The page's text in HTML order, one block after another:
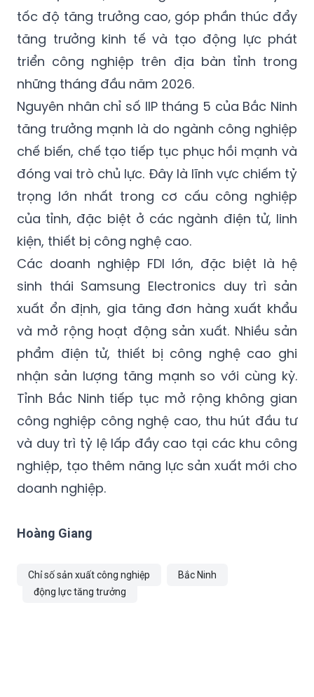
tốc độ tăng trưởng cao, góp phần thúc đẩy
tăng trưởng kinh tế và tạo động lực phát
triển công nghiệp trên địa bàn tỉnh trong
những tháng đầu năm 2026.
Nguyên nhân chỉ số IIP tháng 5 của Bắc Ninh
tăng trưởng mạnh là do ngành công nghiệp
chế biến, chế tạo tiếp tục phục hồi mạnh và
đóng vai trò chủ lực. Đây là lĩnh vực chiếm tỷ
trọng lớn nhất trong cơ cấu công nghiệp
của tỉnh, đặc biệt ở các ngành điện tử, linh
kiện, thiết bị công nghệ cao.
Các doanh nghiệp FDI lớn, đặc biệt là hệ
sinh thái Samsung Electronics duy trì sản
xuất ổn định, gia tăng đơn hàng xuất khẩu
và mở rộng hoạt động sản xuất. Nhiều sản
phẩm điện tử, thiết bị công nghệ cao ghi
nhận sản lượng tăng mạnh so với cùng kỳ.
Tỉnh Bắc Ninh tiếp tục mở rộng không gian
công nghiệp công nghệ cao, thu hút đầu tư
và duy trì tỷ lệ lấp đầy cao tại các khu công
nghiệp, tạo thêm năng lực sản xuất mới cho
doanh nghiệp.
Hoàng Giang
Chỉ số sản xuất công nghiệp
Bắc Ninh
động lực tăng trưởng